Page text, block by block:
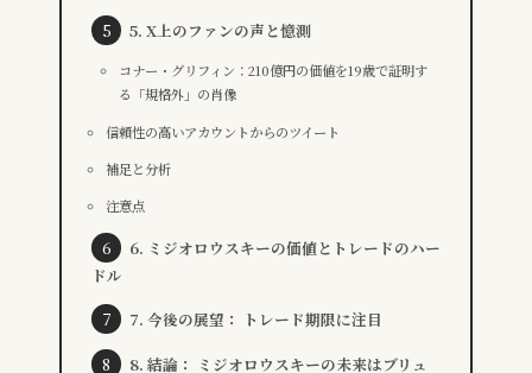
5. X上のファンの声と憶測
コナー・グリフィン：210億円の価値を19歳で証明す
る「規格外」の肖像
信頼性の高いアカウントからのツイート
補足と分析
注意点
6. ミジオロウスキーの価値とトレードのハー
ドル
7. 今後の展望： トレード期限に注目
8. 結論： ミジオロウスキーの未来はブリュ